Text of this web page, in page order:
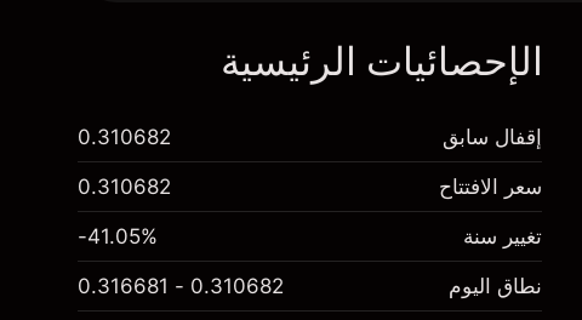
الإحصائيات الرئيسية
إقفال سابق 0.310682
سعر الافتتاح 0.310682
تغيير سنة -41.05%
نطاق اليوم 0.310682 - 0.316681